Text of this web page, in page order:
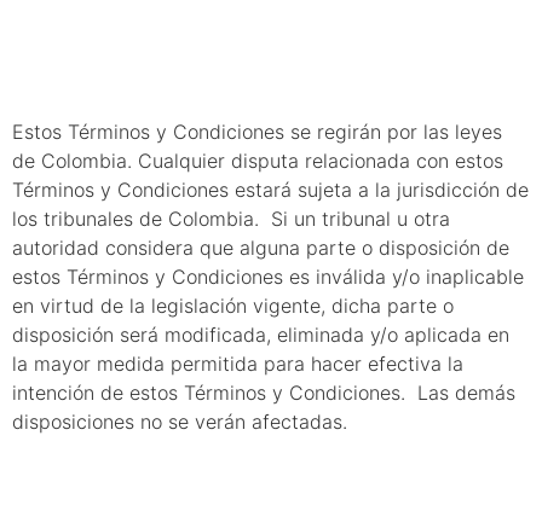
Estos Términos y Condiciones se regirán por las leyes
de Colombia. Cualquier disputa relacionada con estos
Términos y Condiciones estará sujeta a la jurisdicción de
los tribunales de Colombia. Si un tribunal u otra
autoridad considera que alguna parte o disposición de
estos Términos y Condiciones es inválida y/o inaplicable
en virtud de la legislación vigente, dicha parte o
disposición será modificada, eliminada y/o aplicada en
la mayor medida permitida para hacer efectiva la
intención de estos Términos y Condiciones. Las demás
disposiciones no se verán afectadas.